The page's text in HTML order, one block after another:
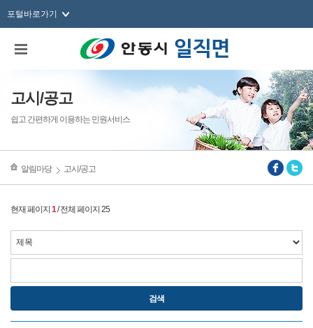
포털바로가기
고시/공고
쉽고 간편하게 이용하는 민원서비스
알림마당 고시/공고
현재 페이지 1/ 전체 페이지 25